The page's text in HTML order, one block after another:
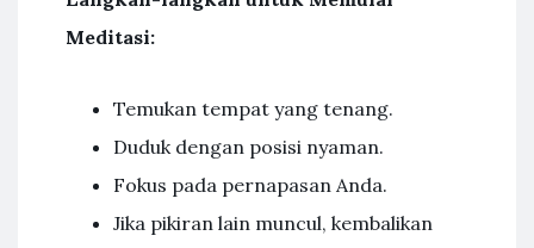
Meditasi:
Temukan tempat yang tenang.
Duduk dengan posisi nyaman.
Fokus pada pernapasan Anda.
Jika pikiran lain muncul, kembalikan